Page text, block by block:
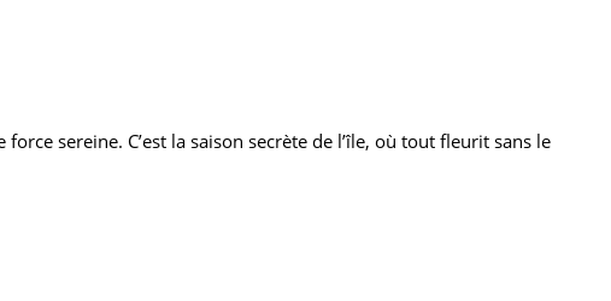
sereine. C’est la saison secrète de l’île, où tout fleurit sans le